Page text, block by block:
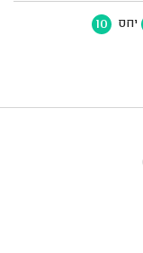
יחס 10